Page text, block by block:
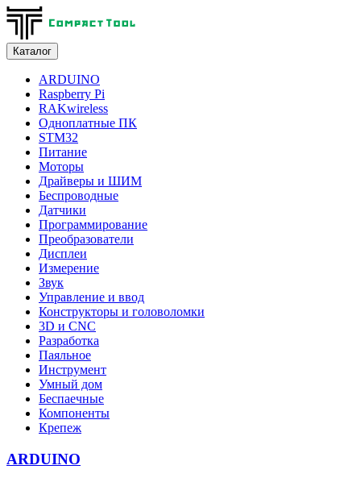
Каталог
ARDUINO
Raspberry Pi
RAKwireless
Одноплатные ПК
STM32
Питание
Моторы
Драйверы и ШИМ
Беспроводные
Датчики
Программирование
Преобразователи
Дисплеи
Измерение
Звук
Управление и ввод
Конструкторы и головоломки
3D и CNC
Разработка
Паяльное
Инструмент
Умный дом
Беспаечные
Компоненты
Крепеж
ARDUINO